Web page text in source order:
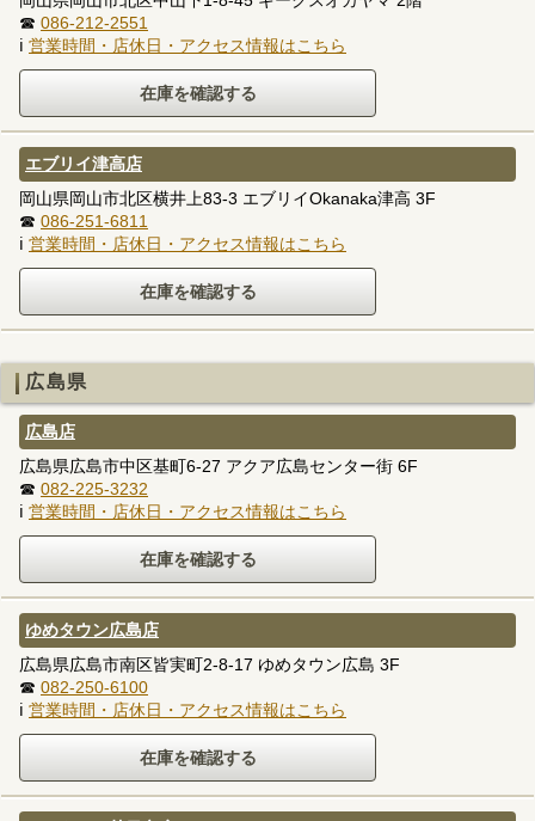
☎ 086-212-2551
ℹ 営業時間・店休日・アクセス情報はこちら
エブリイ津高店
岡山県岡山市北区横井上83-3 エブリイOkanaka津高 3F
☎ 086-251-6811
ℹ 営業時間・店休日・アクセス情報はこちら
広島県
広島店
広島県広島市中区基町6-27 アクア広島センター街 6F
☎ 082-225-3232
ℹ 営業時間・店休日・アクセス情報はこちら
ゆめタウン広島店
広島県広島市南区皆実町2-8-17 ゆめタウン広島 3F
☎ 082-250-6100
ℹ 営業時間・店休日・アクセス情報はこちら